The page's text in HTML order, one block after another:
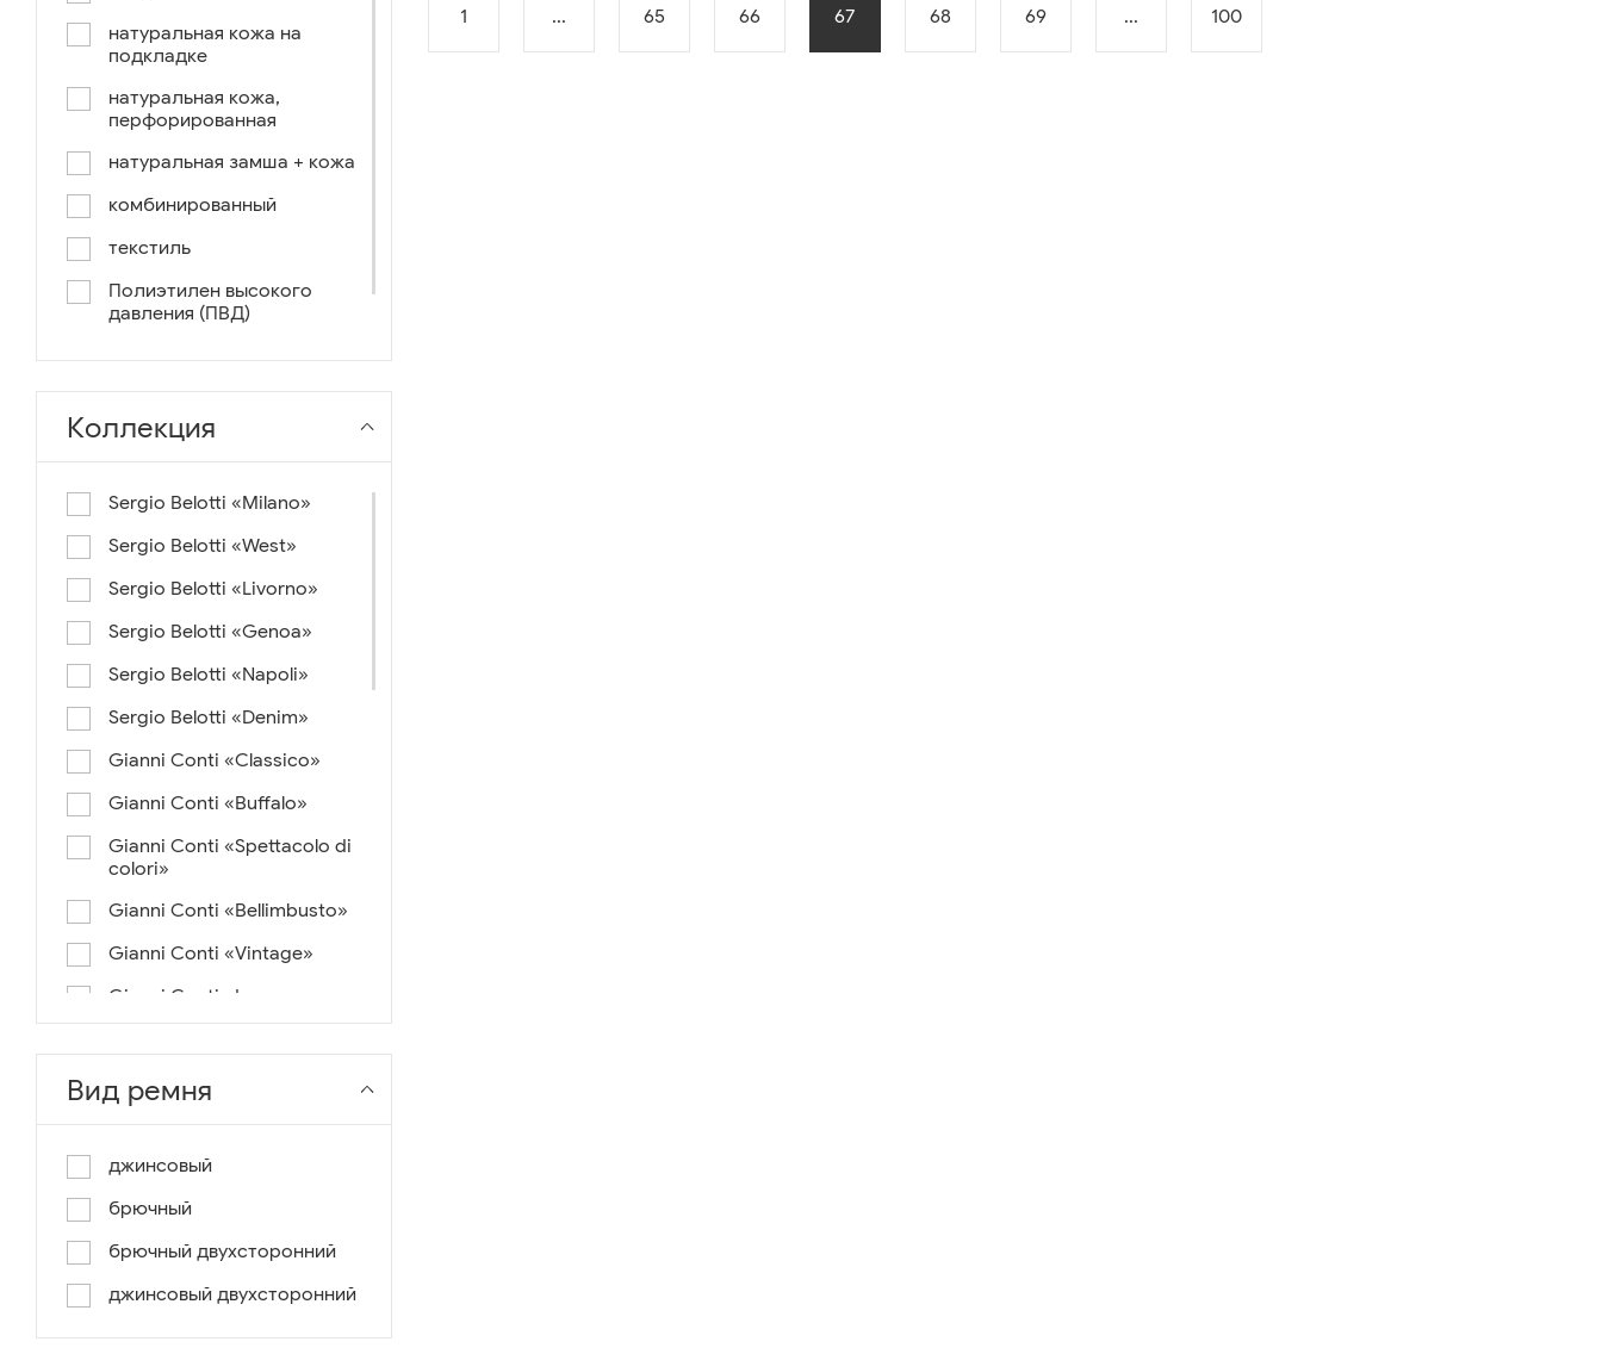
коричневый /ручное окраш.-
синий/черный
коричневый /ручное окраш.-
натуральная кожа на
подкладке
натуральная кожа,
перфорированная
натуральная замша + кожа
комбинированный
текстиль
Полиэтилен высокого
давления (ПВД)
нейлон+ткань
Коллекция
Sergio Belotti «Milano»
Sergio Belotti «West»
Sergio Belotti «Livorno»
Sergio Belotti «Genoa»
Sergio Belotti «Napoli»
Sergio Belotti «Denim»
Gianni Conti «Classico»
Gianni Conti «Buffalo»
Gianni Conti «Spettacolo di
colori»
Gianni Conti «Bellimbusto»
Gianni Conti «Vintage»
Gianni Conti «Lusso e un
pochino di colore»
Gianni Conti «Antico»
Miguel Bellido «Melbourne»
Вид ремня
джинсовый
брючный
брючный двухсторонний
джинсовый двухсторонний
1 ... 65 66 67 68 69 ... 100